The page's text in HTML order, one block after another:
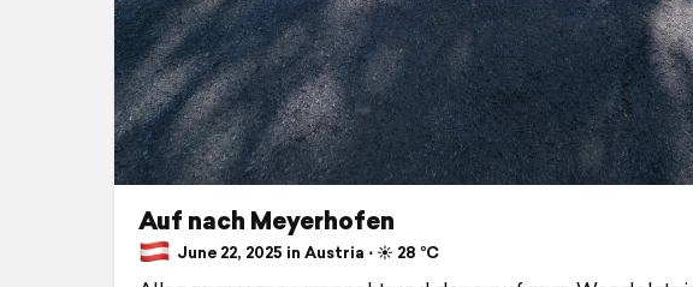
Auf nach Meyerhofen
June 22, 2025 in Austria ⋅ ☀️ 28 °C